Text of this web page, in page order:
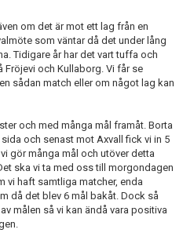
om det är mot ett lag från en
som väntar då det under lång
Tidigare år har det vart tuffa och
och Kullaborg. Vi får se
sådan match eller om något lag kan
och med många mål framåt. Borta
och senast mot Axvall fick vi in 5
gör många mål och utöver detta
ska vi ta med oss till morgondagen
vi haft samtliga matcher, enda
då det blev 6 mål bakåt. Dock så
målen så vi kan ändå vara positiva